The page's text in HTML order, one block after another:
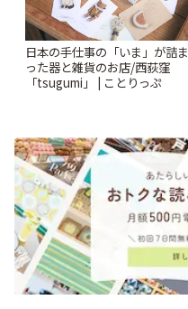
日本の手仕事の「いま」が詰ま
った器と雑貨のお店/西荻窪
「tsugumi」 | ことりっぷ